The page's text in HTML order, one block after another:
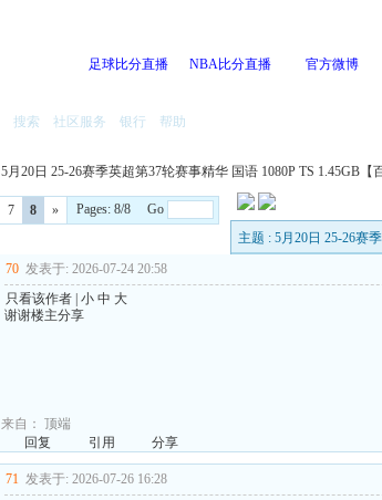
足球比分直播 NBA比分直播 官方微博
搜索 社区服务 银行 帮助
5月20日 25-26赛季英超第37轮赛事精华 国语 1080P TS 1.45GB【
7 8 »
Pages: 8/8 Go
主题 : 5月20日 25-26赛
70 发表于: 2026-07-24 20:58
只看该作者| 小 中 大
谢谢楼主分享
来自： 顶端
回复
引用 分享
71 发表于: 2026-07-26 16:28